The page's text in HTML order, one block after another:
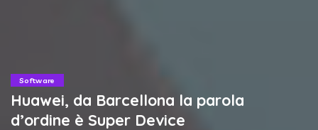
Software
Huawei, da Barcellona la parola
d’ordine è Super Device